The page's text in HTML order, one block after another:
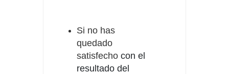
Si no has
quedado
satisfecho con el
resultado del